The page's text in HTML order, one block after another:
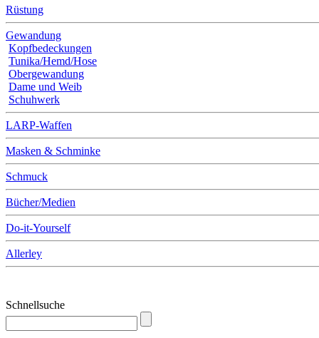
Rüstung
Gewandung
Kopfbedeckungen
Tunika/Hemd/Hose
Obergewandung
Dame und Weib
Schuhwerk
LARP-Waffen
Masken & Schminke
Schmuck
Bücher/Medien
Do-it-Yourself
Allerley
Schnellsuche